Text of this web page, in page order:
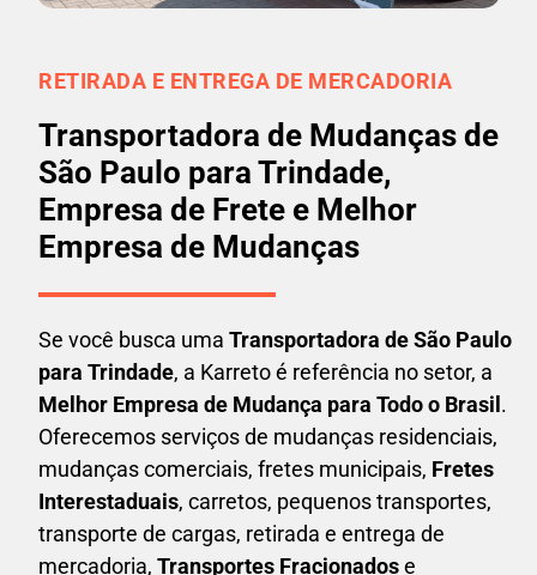
RETIRADA E ENTREGA DE MERCADORIA
Transportadora de Mudanças de
São Paulo para Trindade,
Empresa de Frete e Melhor
Empresa de Mudanças
Se você busca uma Transportadora de São Paulo
para Trindade, a Karreto é referência no setor, a
Melhor Empresa de Mudança para Todo o Brasil.
Oferecemos serviços de mudanças residenciais,
mudanças comerciais, fretes municipais, Fretes
Interestaduais, carretos, pequenos transportes,
transporte de cargas, retirada e entrega de
mercadoria, Transportes Fracionadose